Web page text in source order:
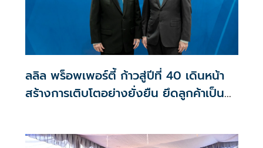
ลลิล พร็อพเพอร์ตี้ ก้าวสู่ปีที่ 40 เดินหน้า
สร้างการเติบโตอย่างยั่งยืน ยึดลูกค้าเป็น